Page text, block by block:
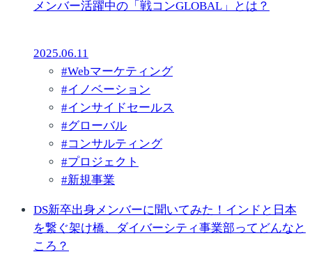
メンバー活躍中の「戦コンGLOBAL」とは？
2025.06.11
#Webマーケティング
#イノベーション
#インサイドセールス
#グローバル
#コンサルティング
#プロジェクト
#新規事業
DS新卒出身メンバーに聞いてみた！インドと日本
を繋ぐ架け橋、ダイバーシティ事業部ってどんなと
ころ？